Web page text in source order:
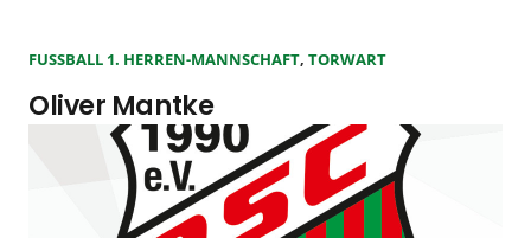
FUSSBALL 1. HERREN-MANNSCHAFT, TORWART
Oliver Mantke